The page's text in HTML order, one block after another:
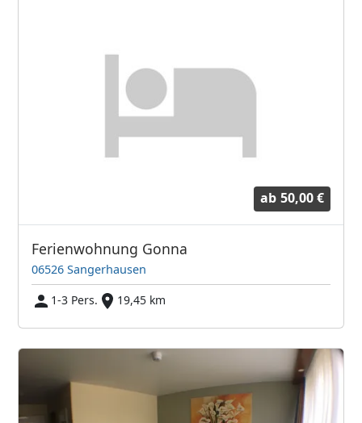
ab 50,00 €
Ferienwohnung Gonna
06526 Sangerhausen
1-3 Pers.
19,45 km